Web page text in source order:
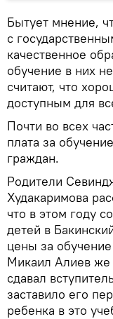
Бытует мнение,
с
качественное
обучение в них
считают, что
доступным для
Почти во всех
плата за
граждан.
Родители
Худакаримова
что в этом году
детей в
цены за
Микаил Алиев же
сдавал
заставило его
ребенка в это